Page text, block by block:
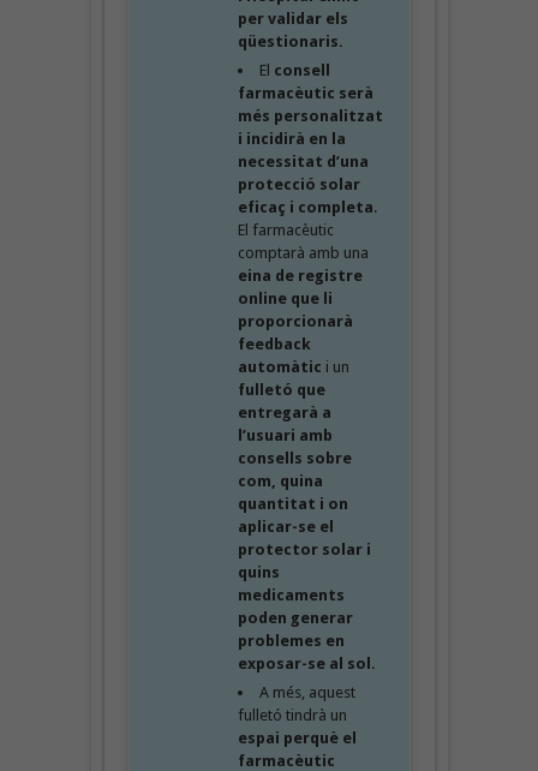
per validar els
qüestionaris.
El consell
farmacèutic serà
més personalitzat
i incidirà en la
necessitat d’una
protecció solar
eficaç i completa.
El farmacèutic
comptarà amb una
eina de registre
online que li
proporcionarà
feedback
automàtic i un
fulletó que
entregarà a
l’usuari amb
consells sobre
com, quina
quantitat i on
aplicar-se el
protector solar i
quins
medicaments
poden generar
problemes en
exposar-se al sol.
A més, aquest
fulletó tindrà un
espai perquè el
farmacèutic